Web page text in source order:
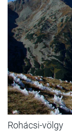
Rohácsi-völgy